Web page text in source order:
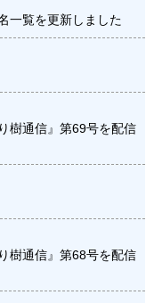
一覧を更新しました
樹通信』第69号を配信
樹通信』第68号を配信